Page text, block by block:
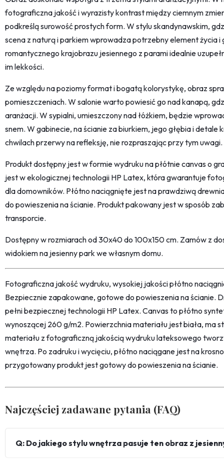
fotograficzna jakość i wyrazisty kontrast między ciemnym
podkreślą surowość prostych form. W stylu skandynawskim,
scena z naturą i parkiem wprowadza potrzebny element życia i
romantycznego krajobrazu jesiennego z parami idealnie
im lekkości.
Ze względu na poziomy format i bogatą kolorystykę, obraz
pomieszczeniach. W salonie warto powiesić go nad kanapą,
aranżacji. W sypialni, umieszczony nad łóżkiem, będzie
snem. W gabinecie, na ścianie za biurkiem, jego głębia i detale
chwilach przerwy na refleksję, nie rozpraszając przy tym uwagi.
Produkt dostępny jest w formie wydruku na płótnie canvas o
jest w ekologicznej technologii HP Latex, która gwarantuje
dla domowników. Płótno naciągnięte jest na prawdziwą
do powieszenia na ścianie. Produkt pakowany jest w sposób
transporcie.
Dostępny w rozmiarach od 30x40 do 100x150 cm. Zamów z
widokiem na jesienny park we własnym domu.
Fotograficzna jakość wydruku, wysokiej jakości płótno
Bezpiecznie zapakowane, gotowe do powieszenia na ścianie.
pełni bezpiecznej technologii HP Latex. Canvas to płótno
wynoszącej 260 g/m2. Powierzchnia materiału jest biała, ma
materiału z fotograficzną jakością wydruku lateksowego
wnętrza. Po zadruku i wycięciu, płótno naciągane jest na
przygotowany produkt jest gotowy do powieszenia na ścianie.
Najczęściej zadawane pytania (FAQ)
Q: Do jakiego stylu wnętrza pasuje ten obraz z